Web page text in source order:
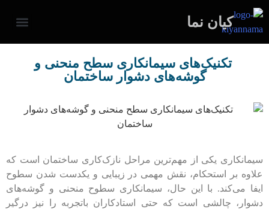
کیان نما
تکنیک‌های سیمانکاری سطح منحنی و
گوشه‌های دشوار ساختمان
سیمانکاری یکی از مهم‌ترین مراحل نازک‌کاری ساختمان است که
علاوه بر استحکام، نقش مهمی در زیبایی و یکدست شدن سطوح
ایفا می‌کند. با این حال، سیمانکاری سطوح منحنی و گوشه‌های
دشوار، چالشی است که حتی استادکاران باتجربه را نیز درگیر